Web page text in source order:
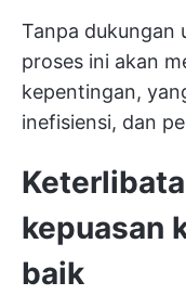
Tanpa dukungan
proses ini akan
kepentingan,
inefisiensi, dan
kepuasan
baik